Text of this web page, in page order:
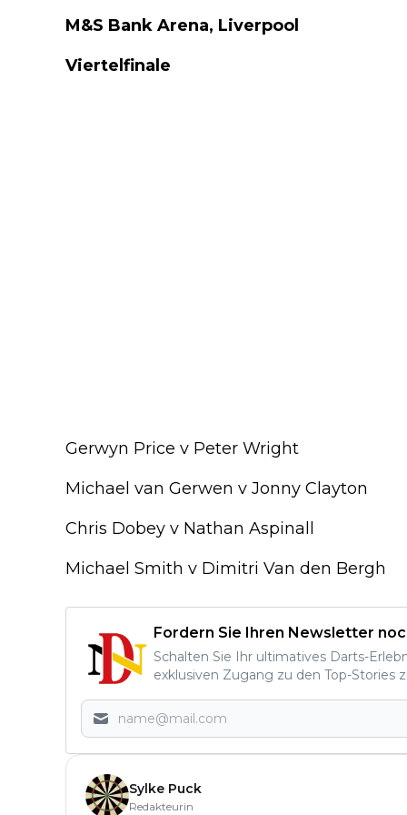
M&S Bank Arena, Liverpool
Viertelfinale
Gerwyn Price v Peter Wright
Michael van Gerwen v Jonny Clayton
Chris Dobey v Nathan Aspinall
Michael Smith v Dimitri Van den Bergh
Fordern Sie Ihren Newsletter
Schalten Sie Ihr ultimatives Darts-
exklusiven Zugang zu den Top-Stories
Sylke Puck
Redakteurin